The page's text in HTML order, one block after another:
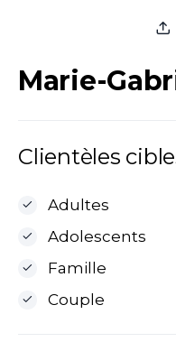
Marie-
Clientèles
Adultes
Adolescents
Famille
Couple